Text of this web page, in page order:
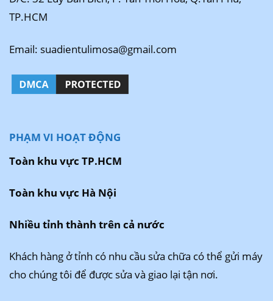
TP.HCM
Email: suadientulimosa@gmail.com
PHẠM VI HOẠT ĐỘNG
Toàn khu vực TP.HCM
Toàn khu vực Hà Nội
Nhiều tỉnh thành trên cả nước
Khách hàng ở tỉnh có nhu cầu sửa chữa có thể gửi máy
cho chúng tôi để được sửa và giao lại tận nơi.